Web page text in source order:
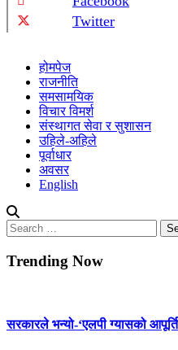
Twitter
होमपेज
राजनीति
समसामयिक
विचार विमर्श
संस्थागत सेवा र सुशासन
उहिले-अहिले
पूर्वाधार
अवसर
English
Search
for:
Trending Now
सरकारले भन्यो-‘एलपी ग्यासको